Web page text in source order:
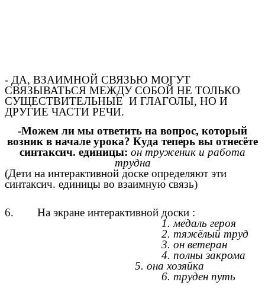
- ДА, ВЗАИМНОЙ СВЯЗЬЮ МОГУТ
СВЯЗЫВАТЬСЯ МЕЖДУ СОБОЙ НЕ ТОЛЬКО
СУЩЕСТВИТЕЛЬНЫЕ И ГЛАГОЛЫ, НО И
ДРУГИЕ ЧАСТИ РЕЧИ.
-Можем ли мы ответить на вопрос, который
возник в начале урока? Куда теперь вы отнесёте
синтаксич. единицы: он труженик и работа
трудна
(Дети на интерактивной доске определяют эти
синтаксич. единицы во взаимную связь)
6. На экране интерактивной доски :
1. медаль героя
2. тяжёлый труд
3. он ветеран
4. полны закрома
5. она хозяйка
6. труден путь